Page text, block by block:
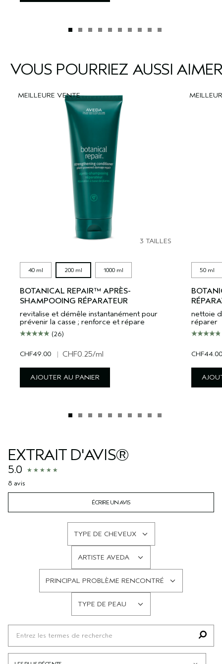
VOUS POURRIEZ AUSSI AIMER
MEILLEURE VENTE
3 TAILLES
40 ml 200 ml 1000 ml
BOTANICAL REPAIR™ APRÈS-
SHAMPOOING RÉPARATEUR
revitalise et démêle instantanément pour
prévenir la casse ; renforce et répare
(26)
CHF49.00 | CHF0.25/ml
AJOUTER AU PANIER
50 ml
nettoie
réparer
CHF44.00
EXTRAIT D'AVIS®
5.0
8 avis
ÉCRIRE UN AVIS
TYPE DE CHEVEUX
FRANÇAIS
ARTISTE AVEDA
FRANÇAIS
PRINCIPAL PROBLÈME RENCONTRÉ
FRANÇAIS
TYPE DE PEAU
FRANÇAIS